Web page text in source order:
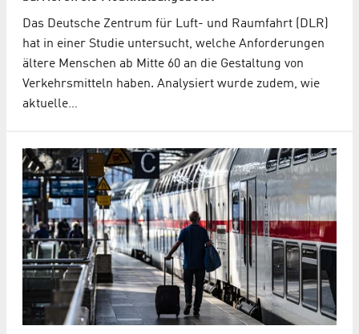
Das Deutsche Zentrum für Luft- und Raumfahrt (DLR)
hat in einer Studie untersucht, welche Anforderungen
ältere Menschen ab Mitte 60 an die Gestaltung von
Verkehrsmitteln haben. Analysiert wurde zudem, wie
aktuelle…